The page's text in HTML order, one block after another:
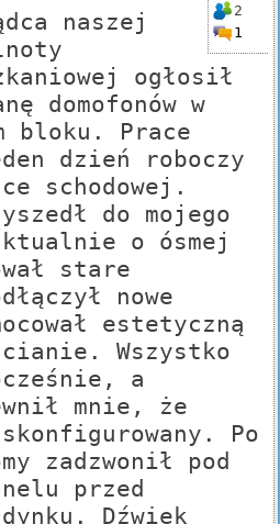
2
1
naszej
ogłosił
domofonów w
bloku. Prace
dzień roboczy
schodowej.
do mojego
o ósmej
stare
nowe
estetyczną
Wszystko
a
mnie, że
Po
zadzwonił pod
przed
Dźwięk